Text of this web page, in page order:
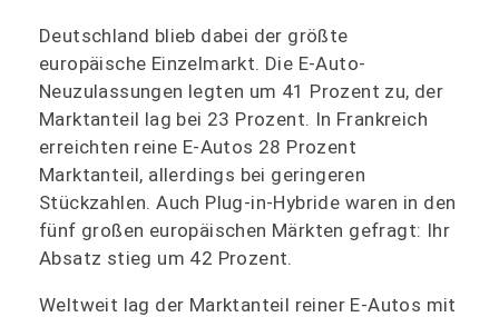
Deutschland blieb dabei der größte
europäische Einzelmarkt. Die E-Auto-
Neuzulassungen legten um 41 Prozent zu, der
Marktanteil lag bei 23 Prozent. In Frankreich
erreichten reine E-Autos 28 Prozent
Marktanteil, allerdings bei geringeren
Stückzahlen. Auch Plug-in-Hybride waren in den
fünf großen europäischen Märkten gefragt: Ihr
Absatz stieg um 42 Prozent.
Weltweit lag der Marktanteil reiner E-Autos mit